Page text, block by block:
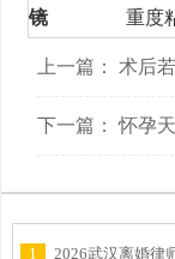
镜
重度
上一篇：术后
下一篇：怀孕
1 2026武汉离婚律